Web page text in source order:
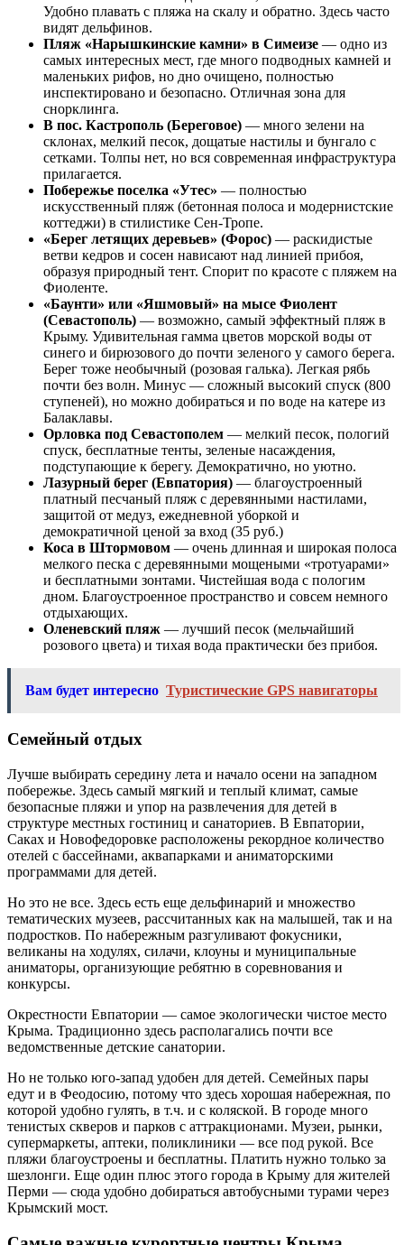
Удобно плавать с пляжа на скалу и обратно. Здесь часто
видят дельфинов.
Пляж «Нарышкинские камни» в Симеизе — одно из
самых интересных мест, где много подводных камней и
маленьких рифов, но дно очищено, полностью
инспектировано и безопасно. Отличная зона для
снорклинга.
В пос. Кастрополь (Береговое) — много зелени на
склонах, мелкий песок, дощатые настилы и бунгало с
сетками. Толпы нет, но вся современная инфраструктура
прилагается.
Побережье поселка «Утес» — полностью
искусственный пляж (бетонная полоса и модернистские
коттеджи) в стилистике Сен-Тропе.
«Берег летящих деревьев» (Форос) — раскидистые
ветви кедров и сосен нависают над линией прибоя,
образуя природный тент. Спорит по красоте с пляжем на
Фиоленте.
«Баунти» или «Яшмовый» на мысе Фиолент
(Севастополь) — возможно, самый эффектный пляж в
Крыму. Удивительная гамма цветов морской воды от
синего и бирюзового до почти зеленого у самого берега.
Берег тоже необычный (розовая галька). Легкая рябь
почти без волн. Минус — сложный высокий спуск (800
ступеней), но можно добираться и по воде на катере из
Балаклавы.
Орловка под Севастополем — мелкий песок, пологий
спуск, бесплатные тенты, зеленые насаждения,
подступающие к берегу. Демократично, но уютно.
Лазурный берег (Евпатория) — благоустроенный
платный песчаный пляж с деревянными настилами,
защитой от медуз, ежедневной уборкой и
демократичной ценой за вход (35 руб.)
Коса в Штормовом — очень длинная и широкая полоса
мелкого песка с деревянными мощеными «тротуарами»
и бесплатными зонтами. Чистейшая вода с пологим
дном. Благоустроенное пространство и совсем немного
отдыхающих.
Оленевский пляж — лучший песок (мельчайший
розового цвета) и тихая вода практически без прибоя.
Вам будет интересно Туристические GPS навигаторы
Семейный отдых
Лучше выбирать середину лета и начало осени на западном
побережье. Здесь самый мягкий и теплый климат, самые
безопасные пляжи и упор на развлечения для детей в
структуре местных гостиниц и санаториев. В Евпатории,
Саках и Новофедоровке расположены рекордное количество
отелей с бассейнами, аквапарками и аниматорскими
программами для детей.
Но это не все. Здесь есть еще дельфинарий и множество
тематических музеев, рассчитанных как на малышей, так и на
подростков. По набережным разгуливают фокусники,
великаны на ходулях, силачи, клоуны и муниципальные
аниматоры, организующие ребятню в соревнования и
конкурсы.
Окрестности Евпатории — самое экологически чистое место
Крыма. Традиционно здесь располагались почти все
ведомственные детские санатории.
Но не только юго-запад удобен для детей. Семейных пары
едут и в Феодосию, потому что здесь хорошая набережная, по
которой удобно гулять, в т.ч. и с коляской. В городе много
тенистых скверов и парков с аттракционами. Музеи, рынки,
супермаркеты, аптеки, поликлиники — все под рукой. Все
пляжи благоустроены и бесплатны. Платить нужно только за
шезлонги. Еще один плюс этого города в Крыму для жителей
Перми — сюда удобно добираться автобусными турами через
Крымский мост.